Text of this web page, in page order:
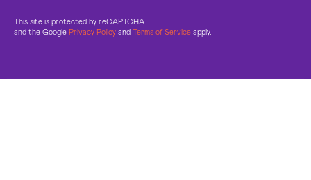
This site is protected by reCAPTCHA
and the Google Privacy Policy and Terms of Service apply.